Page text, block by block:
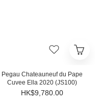
Pegau Chateauneuf du Pape
Cuvee Ella 2020 (JS100)
HK$9,780.00